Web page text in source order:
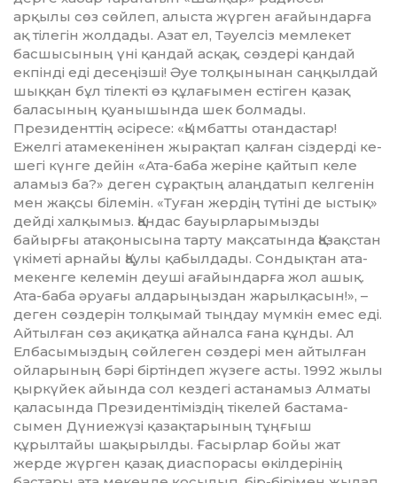
арқылы сөз сөйлеп, алыста жүрген ағайындарға
ақ тілегін жол­дады. Азат ел, Тәуелсіз мемлекет
бас­­шысының үні қандай асқақ, сөз­де­рі қандай
екпінді еді десеңізші! Әуе толқынынан саңқылдай
шыққан бұл тілекті өз құлағымен естіген қа­зақ
баласының қуанышында шек бол­мады.
Президенттің әсіресе: «Қымбатты отандастар!
Ежелгі ата­мекенінен жырақтап қалған сіздерді ке­
шегі күнге дейін «Ата-баба жеріне қай­­тып келе
аламыз ба?» деген сұрақ­тың алаңдатып келгенін
мен жақ­сы білемін. «Туған жердің түтіні де ыстық»
дей­ді халқымыз. Қандас бауыр­­лары­мызды
байырғы атақо­ны­сына тарту мақсатында Қазақстан
үкі­меті арнайы Қаулы қабылдады. Сон­дықтан ата­
ме­кенге келемін деу­ші ағайындарға жол ашық.
Ата-баба әруа­ғы алда­рыңыз­дан жарылқасын!», –
деген сөздерін тол­қымай тыңдау мүмкін емес еді.
Айтылған сөз ақиқатқа айналса ға­на құнды. Ал
Елбасымыздың сөй­ле­ген сөздері мен айтылған
ойла­ры­ның бәрі біртіндеп жүзеге асты. 1992 жылы
қыркүйек айында сол кездегі астанамыз Алматы
қаласында Пре­зи­дентіміздің тікелей бастама­
сымен Дүниежүзі қазақтарының тұңғыш
құрылтайы шақырылды. Ғасырлар бойы жат
жерде жүрген қазақ диас­порасы өкілдерінің